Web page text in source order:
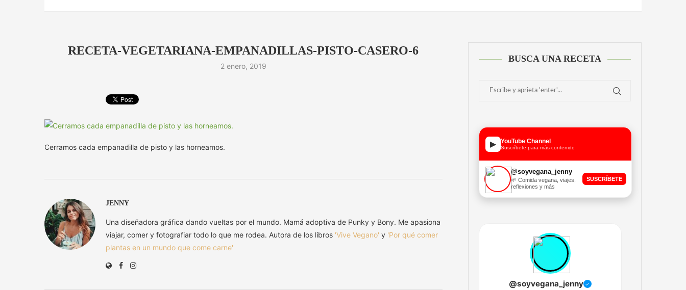
RECETA-VEGETARIANA-EMPANADILLAS-PISTO-CASERO-6
2 enero, 2019
Cerramos cada empanadilla de pisto y las horneamos.
JENNY
Una diseñadora gráfica dando vueltas por el mundo. Mamá adoptiva de Punky y Bony. Me apasiona
viajar, comer y fotografiar todo lo que me rodea. Autora de los libros 'Vive Vegano' y 'Por qué comer
plantas en un mundo que come carne'
BUSCA UNA RECETA
▶ YouTube Channel
Suscríbete para más contenido
@soyvegana_jenny
🌱 Comida vegana, viajes,
reflexiones y más
SUSCRÍBETE
@soyvegana_jenny ✓